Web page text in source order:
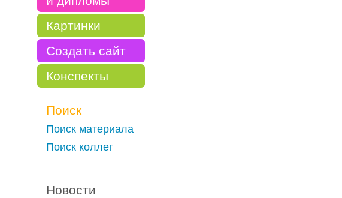
Картинки
Создать сайт
Конспекты
Поиск
Поиск материала
Поиск коллег
Новости